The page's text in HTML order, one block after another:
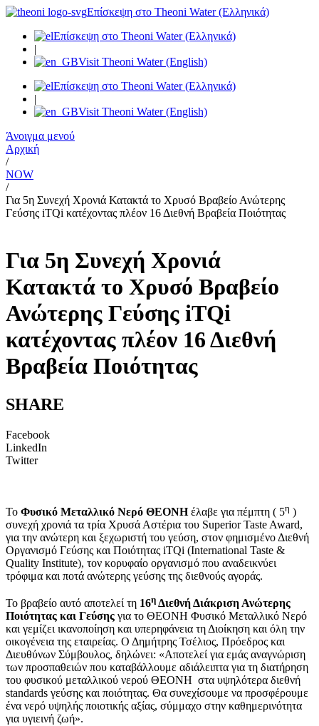
Μετάβαση
περιεχόμενο
Επίσκεψη στο Theoni Water (Ελληνικά)
Επίσκεψη στο Theoni Water (Ελληνικά)
|
Visit Theoni Water (English)
Επίσκεψη στο Theoni Water (Ελληνικά)
|
Visit Theoni Water (English)
Άνοιγμα μενού
Αρχική
/
NOW
/
Για 5η Συνεχή Χρονιά Κατακτά το Χρυσό Βραβείο Ανώτερης
Γεύσης iΤQi κατέχοντας πλέον 16 Διεθνή Βραβεία Ποιότητας
Για 5η Συνεχή Χρονιά
Κατακτά το Χρυσό Βραβείο
Ανώτερης Γεύσης iΤQi
κατέχοντας πλέον 16 Διεθνή
Βραβεία Ποιότητας
SHARE
Facebook
LinkedIn
Twitter
Το Φυσικό Μεταλλικό Νερό ΘΕΟΝΗέλαβε για πέμπτη ( 5η )
συνεχή χρονιά τα τρία Χρυσά Αστέρια του Superior Taste Award,
για την ανώτερη και ξεχωριστή του γεύση, στον φημισμένο Διεθνή
Οργανισμό Γεύσης και Ποιότητας iTQi (International Taste &
Quality Institute), τον κορυφαίο οργανισμό που αναδεικνύει
τρόφιμα και ποτά ανώτερης γεύσης της διεθνούς αγοράς.
Το βραβείο αυτό αποτελεί τη 16η Διεθνή Διάκριση Ανώτερης
Ποιότητας και Γεύσης για το ΘΕΟΝΗ Φυσικό Μεταλλικό Νερό
και γεμίζει ικανοποίηση και υπερηφάνεια τη Διοίκηση και όλη την
οικογένεια της εταιρείας. Ο Δημήτρης Τσέλιος, Πρόεδρος και
Διευθύνων Σύμβουλος, δηλώνει: «Αποτελεί για εμάς αναγνώριση
των προσπαθειών που καταβάλλουμε αδιάλειπτα για τη διατήρηση
του φυσικού μεταλλικού νερού ΘΕΟΝΗ στα υψηλότερα διεθνή
standards γεύσης και ποιότητας. Θα συνεχίσουμε να προσφέρουμε
ένα νερό υψηλής ποιοτικής αξίας, σύμμαχο στην καθημερινότητα
για υγιεινή ζωή».